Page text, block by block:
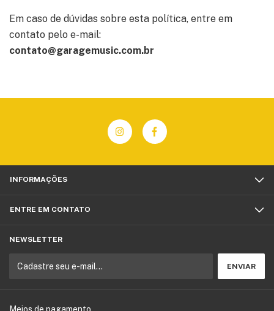
Em caso de dúvidas sobre esta política, entre em
contato pelo e-mail:
contato@garagemusic.com.br
INFORMAÇÕES
ENTRE EM CONTATO
NEWSLETTER